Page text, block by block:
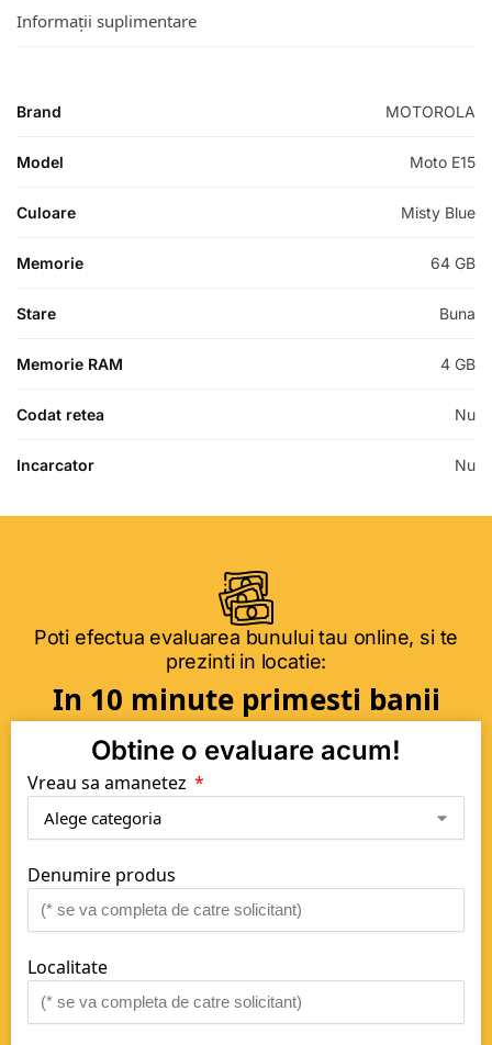
Informații suplimentare
Brand MOTOROLA
Model Moto E15
Culoare Misty Blue
Memorie 64 GB
Stare Buna
Memorie RAM 4 GB
Codat retea Nu
Incarcator Nu
Poti efectua evaluarea bunului tau online, si te
prezinti in locatie:
In 10 minute primesti banii
Obtine o evaluare acum!
Vreau sa amanetez
Denumire produs
Localitate